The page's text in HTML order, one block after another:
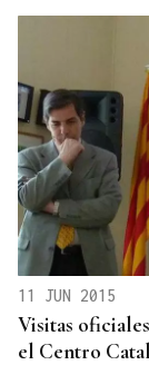
11 JUN 2015
Visitas
el Centro